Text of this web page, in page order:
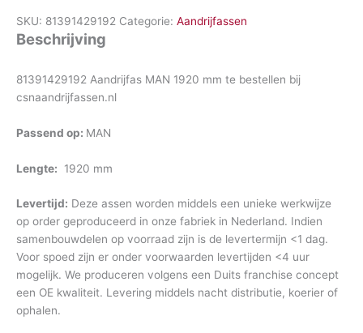
SKU: 81391429192 Categorie: Aandrijfassen
Beschrijving
81391429192 Aandrijfas MAN 1920 mm te bestellen bij
csnaandrijfassen.nl
Passend op: MAN
Lengte: 1920 mm
Levertijd: Deze assen worden middels een unieke werkwijze
op order geproduceerd in onze fabriek in Nederland. Indien
samenbouwdelen op voorraad zijn is de levertermijn <1 dag.
Voor spoed zijn er onder voorwaarden levertijden <4 uur
mogelijk. We produceren volgens een Duits franchise concept
een OE kwaliteit. Levering middels nacht distributie, koerier of
ophalen.